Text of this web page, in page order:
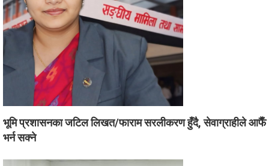
भूमि प्रशासनका जटिल लिखत/फाराम सरलीकरण हुँदै, सेवाग्राहीले आफैँ
भर्न सक्ने